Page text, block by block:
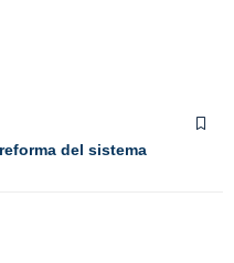
del sistema